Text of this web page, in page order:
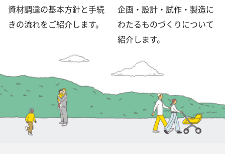
資材調達の基本方針と手続
きの流れをご紹介します。
企画・設計・試作・製造に
わたるものづくりについて
紹介します。